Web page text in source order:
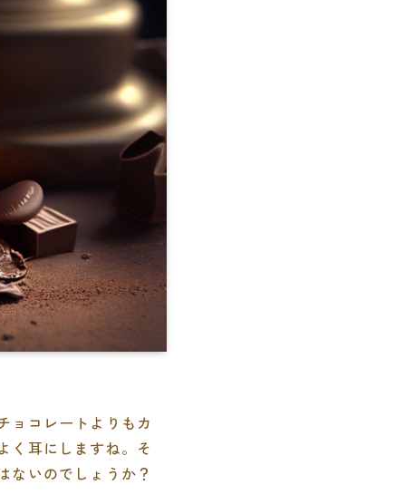
ョコレートよりもカ
く耳にしますね。そ
ないのでしょうか？